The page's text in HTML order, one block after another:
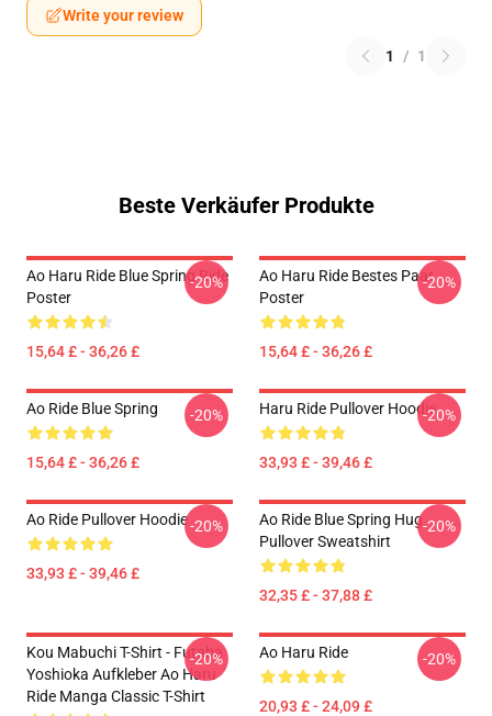
Write your review
1 / 1
Beste Verkäufer Produkte
Ao Haru Ride Blue Spring Ride
Poster
15,64 £ - 36,26 £
-20%
Ao Haru Ride Bestes Paar
Poster
15,64 £ - 36,26 £
-20%
Ao Ride Blue Spring
15,64 £ - 36,26 £
-20% Haru Ride Pullover Hoodie
33,93 £ - 39,46 £
-20%
Ao Ride Pullover Hoodie
33,93 £ - 39,46 £
-20%
Ao Ride Blue Spring Hug
Pullover Sweatshirt
32,35 £ - 37,88 £
-20%
Kou Mabuchi T-Shirt - Futaba
Yoshioka Aufkleber Ao Haru
Ride Manga Classic T-Shirt
-20% Ao Haru Ride
20,93 £ - 24,09 £
-20%